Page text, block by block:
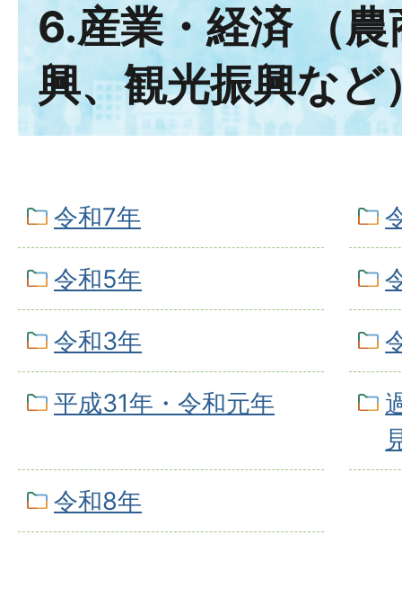
6.産業・経済 （
興、観光振興など
令和7年
令和5年
令和3年
平成31年・令和元年
令和8年